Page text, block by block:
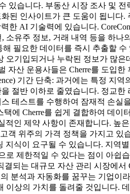
있습니다. 부동산 시장 조사 및 전
된 인사이트가 큰 도움이 됩니다.
AI 기술력에 있습니다.
소유주 정보, 거래 내역 등을 하나
필요한 데이터를 즉시 추출할 수
기입되거나 누락된 정보가 많은
산 운용사들은 Cherre를 도입한
기간 단축: 과거에는 특정 지역
절반 이하로 줄였습니다. 정교한
테스트를 수행하여 잠재적 손실
에 Cherre를 쉽게 결합하여 데이
적인 제약 사항이 존재합니다. 높
객 위주의 가격 정책을 가지고 있
식이 요구될 수 있습니다. 지역
제한적일 수 있다는 점이 아쉽
되는 대규모 자산 관리 시장에서
분석과 자동화를 꿈꾸는 기업이
이상의 가치를 돌려줄 것입니다.